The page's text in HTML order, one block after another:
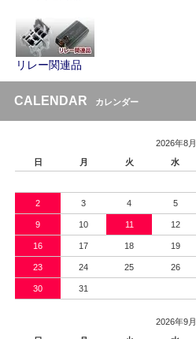
リレー関連品
CALENDAR カレンダー
2026年8月
日
月 火 水
2 3 4 5
9 10 11 12
16 17 18 19
23 24 25 26
30 31
2026年9月